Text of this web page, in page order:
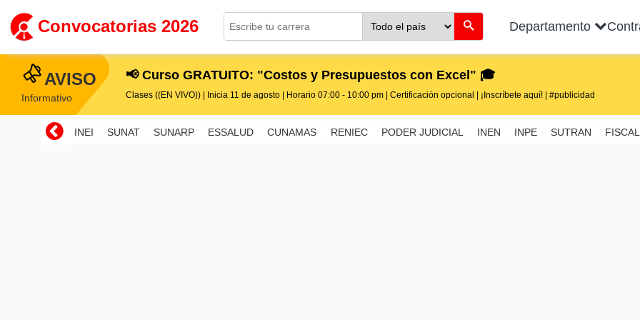
Convocatorias 2026 Departamento
AVISO
Informativo
📢 Curso GRATUITO: "Costos y Presupuestos con Excel" 🎓
Clases ((EN VIVO)) | Inicia 11 de agosto | Horario 07:00 - 10:00 pm | Certificación opcional | ¡Inscríbete aquí! | #publicidad
INEI SUNAT SUNARP ESSALUD CUNAMAS RENIEC PODER JUDICIAL INEN INPE SUTRAN